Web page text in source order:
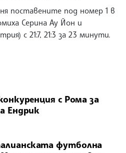
поставените под номер 1 в
Серина Ау Йон и
с 21:7, 21:3 за 23 минути.
с Рома за
Ендрик
футболна